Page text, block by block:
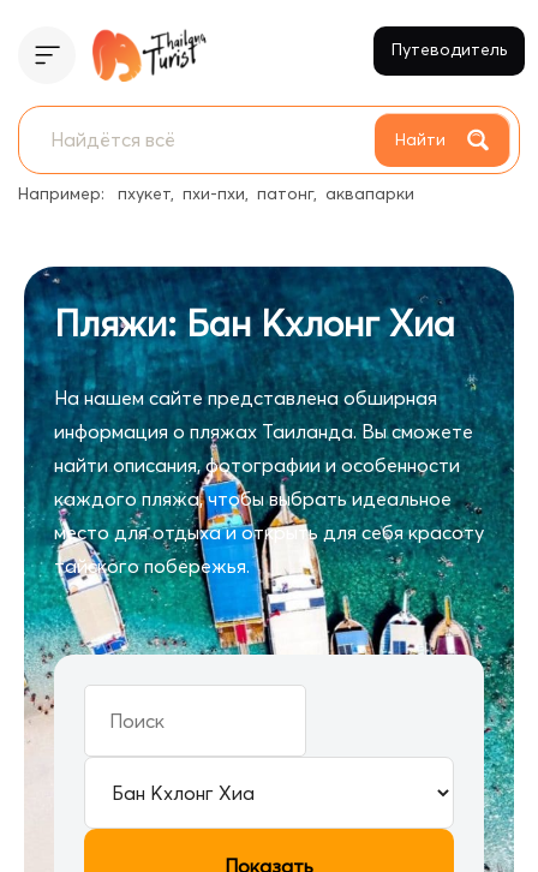
Найти
Например: пхукет пхи-пхи патонг аквапарки
Путеводитель
Пляжи: Бан Кхлонг Хиа
На нашем сайте представлена обширная
информация о пляжах Таиланда. Вы сможете
найти описания, фотографии и особенности
каждого пляжа, чтобы выбрать идеальное
место для отдыха и открыть для себя красоту
тайского побережья.
Показать